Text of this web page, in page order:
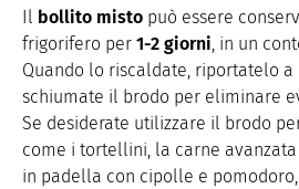
Il bollito misto può essere
frigorifero per 1-2 giorni , in un
Quando lo riscaldate, riportatelo
schiumate il brodo per eliminare
Se desiderate utilizzare il brodo
come i tortellini, la carne
in padella con cipolle e